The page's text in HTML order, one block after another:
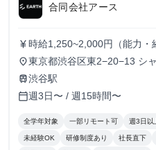
合同会社アース
currency_yen 時給1,250~2,000円（能力・
place東京都渋谷区東2−20−13 シ
train渋谷駅
calendar_today週3日〜 / 週15時間〜
全学年対象 一部リモート可 週3日以
未経験OK 研修制度あり 社長直下